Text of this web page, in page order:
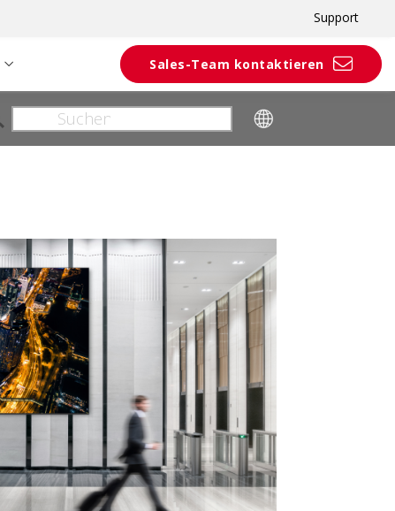
Support
Sales-Team kontaktieren